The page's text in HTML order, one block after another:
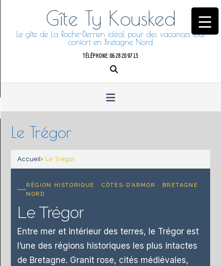
Gîte Ty Kousked
Le gîte de La Roche-Derrien idéal pour des vacances tout
confort en Bretagne Nord
TÉLÉPHONE: 06 28 20 97 13
Le Trégor
Accueil Le Trégor
RÉGION HISTORIQUE · CÔTES-D’ARMOR · BRETAGNE
NORD
Le Trégor
Entre mer et intérieur des terres, le Trégor est
l’une des régions historiques les plus intactes
de Bretagne. Granit rose, cités médiévales,